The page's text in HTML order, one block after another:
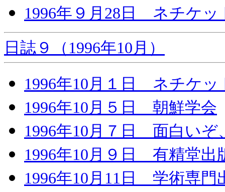
1996年９月28日 ネチケ
日誌９（1996年10月）
1996年10月１日 ネチケッ
1996年10月５日 朝鮮学会
1996年10月７日 面白いぞ
1996年10月９日 有精堂出
1996年10月11日 学術専門